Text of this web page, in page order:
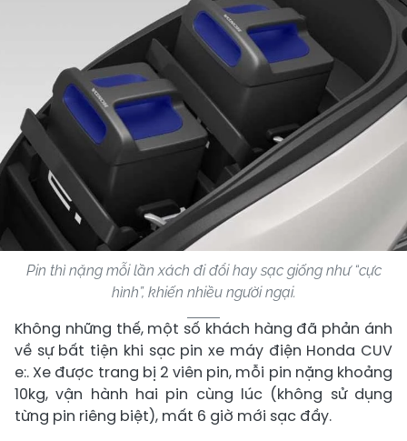
Pin thì nặng mỗi lần xách đi đổi hay sạc giống như “cực
hình”, khiến nhiều người ngại.
Không những thế, một số khách hàng đã phản ánh
về sự bất tiện khi sạc pin xe máy điện Honda CUV
e:. Xe được trang bị 2 viên pin, mỗi pin nặng khoảng
10kg, vận hành hai pin cùng lúc (không sử dụng
từng pin riêng biệt), mất 6 giờ mới sạc đầy.